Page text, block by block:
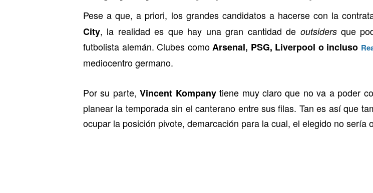
Pese a que, a priori, los grandes candidatos a hacerse con la
City, la realidad es que hay una gran cantidad de outsiders que
futbolista alemán. Clubes comoArsenal, PSG, Liverpool o incluso
mediocentro germano.
Por su parte,Vincent Kompanytiene muy claro que no va a poder
planear la temporada sin el canterano entre sus filas. Tan es así que
ocupar la posición pivote, demarcación para la cual, el elegido no sería